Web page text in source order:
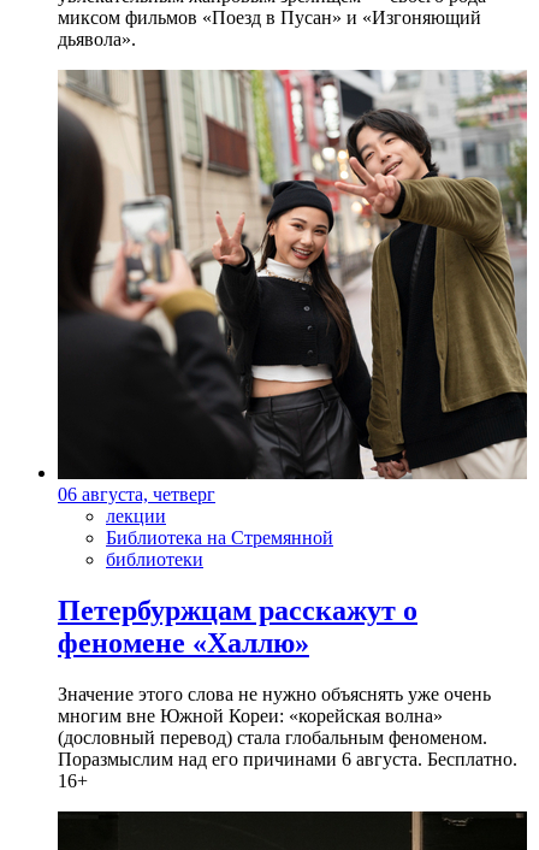
миксом фильмов «Поезд в Пусан» и «Изгоняющий
дьявола».
06 августа, четверг
лекции
Библиотека на Стремянной
библиотеки
Петербуржцам расскажут о
феномене «Халлю»
Значение этого слова не нужно объяснять уже очень
многим вне Южной Кореи: «корейская волна»
(дословный перевод) стала глобальным феноменом.
Поразмыслим над его причинами 6 августа. Бесплатно.
16+